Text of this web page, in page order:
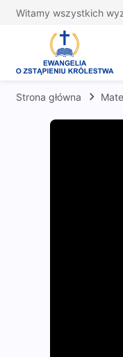
Witamy wszystkich
Strona główna